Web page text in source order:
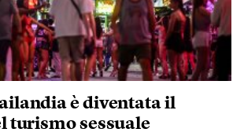
è diventata il
turismo sessuale